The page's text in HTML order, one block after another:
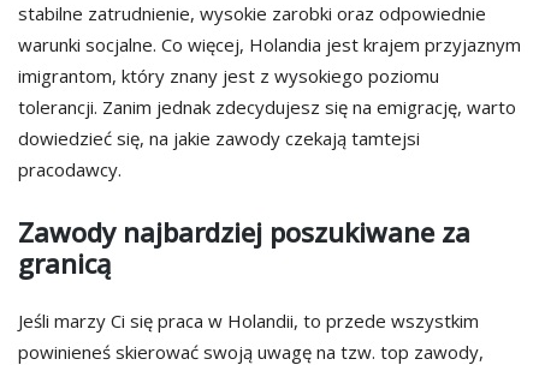
stabilne zatrudnienie, wysokie zarobki oraz odpowiednie
warunki socjalne. Co więcej, Holandia jest krajem przyjaznym
imigrantom, który znany jest z wysokiego poziomu
tolerancji. Zanim jednak zdecydujesz się na emigrację, warto
dowiedzieć się, na jakie zawody czekają tamtejsi
pracodawcy.
Zawody najbardziej poszukiwane za
granicą
Jeśli marzy Ci się praca w Holandii, to przede wszystkim
powinieneś skierować swoją uwagę na tzw. top zawody,